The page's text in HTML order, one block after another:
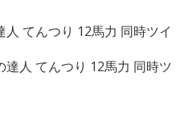
てんつり 12馬力 同時ツイ